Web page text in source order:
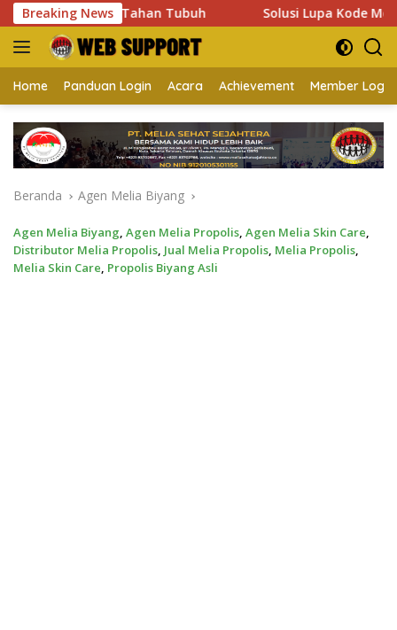
Langsung
ke
konten
Breaking News
Tahan Tubuh Solusi Lupa Kode Member
Home Panduan Login Acara Achievement Member Login
Beranda Agen Melia Biyang
Agen Melia Biyang, Agen Melia Propolis, Agen Melia Skin Care,
Distributor Melia Propolis, Jual Melia Propolis, Melia Propolis,
Melia Skin Care, Propolis Biyang Asli